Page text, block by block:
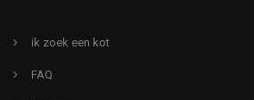
ik zoek een kot
FAQ